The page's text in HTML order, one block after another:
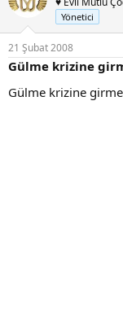
u
u
b
a
l
a
n
g
ç
a
Yönetici
21 Şubat 2008
Gülme krizine
Gülme krizine